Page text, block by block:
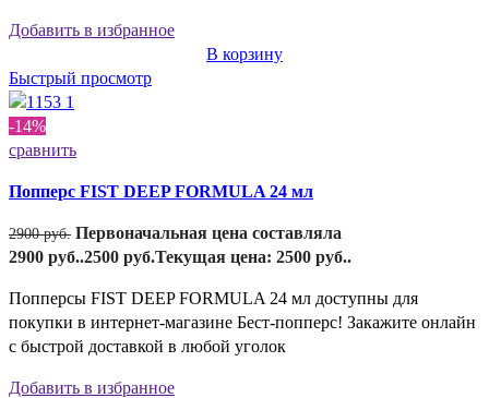
Добавить в избранное
В корзину
Быстрый просмотр
-14%
сравнить
Попперс FIST DEEP FORMULA 24 мл
2900руб. Первоначальная цена составляла
2900 руб..2500 руб.Текущая цена: 2500 руб..
Попперсы FIST DEEP FORMULA 24 мл доступны для
покупки в интернет-магазине Бест-попперс! Закажите онлайн
с быстрой доставкой в любой уголок
Добавить в избранное